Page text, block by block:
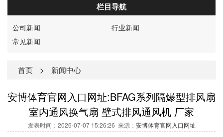
栏目导航
公司新闻
行业新闻
常见新闻
首页 > 新闻中心
安博体育官网入口网址:BFAG系列隔爆型排风扇
室内通风换气扇 壁式排风通风机 厂家
发表时间：2026-07-07 15:26:26 来源： 安博体育官网入口网址